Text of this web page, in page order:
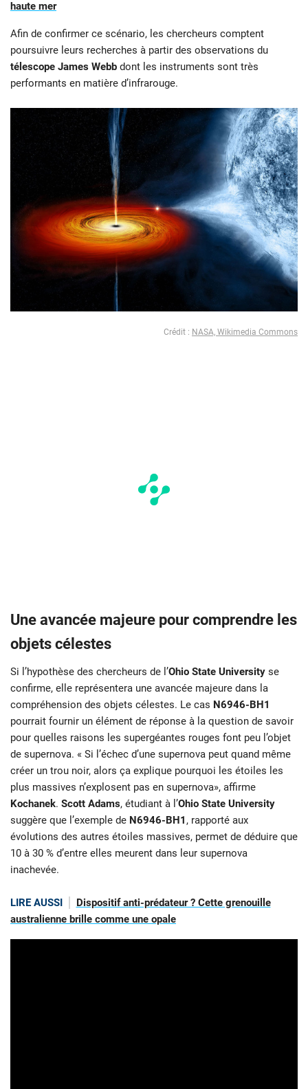
haute mer
Afin de confirmer ce scénario, les chercheurs comptent
poursuivre leurs recherches à partir des observations du
télescope James Webb dont les instruments sont très
performants en matière d’infrarouge.
Crédit : NASA, Wikimedia Commons
Une avancée majeure pour comprendre les
objets célestes
Si l’hypothèse des chercheurs de l’Ohio State University se
confirme, elle représentera une avancée majeure dans la
compréhension des objets célestes. Le cas N6946-BH1
pourrait fournir un élément de réponse à la question de savoir
pour quelles raisons les supergéantes rouges font peu l’objet
de supernova. « Si l’échec d’une supernova peut quand même
créer un trou noir, alors ça explique pourquoi les étoiles les
plus massives n’explosent pas en supernova», affirme
Kochanek. Scott Adams, étudiant à l’Ohio State University
suggère que l’exemple de N6946-BH1 , rapporté aux
évolutions des autres étoiles massives, permet de déduire que
10 à 30 % d’entre elles meurent dans leur supernova
inachevée.
LIRE AUSSI
Dispositif anti-prédateur ? Cette grenouille
australienne brille comme une opale